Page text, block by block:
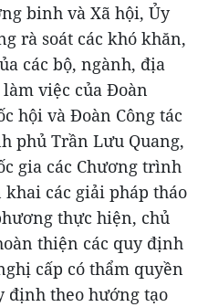
binh và Xã hội, Ủy
rà soát các khó khăn,
các bộ, ngành, địa
việc của Đoàn
hội và Đoàn Công tác
phủ Trần Lưu Quang,
gia các Chương trình
các giải pháp tháo
thực hiện, chủ
thiện các quy định
cấp có thẩm quyền
định theo hướng tạo